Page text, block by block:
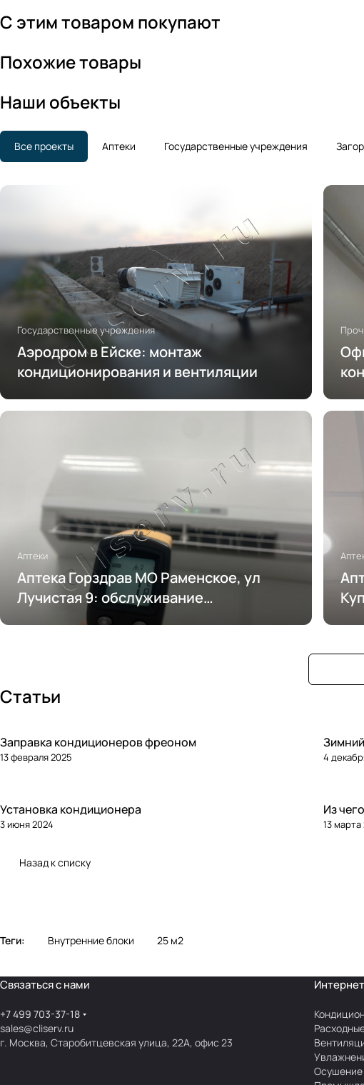
С этим товаром покупают
Похожие товары
Наши объекты
Все проекты Аптеки Государственные учреждения
Государственные учреждения
Аэродром в Ейске: монтаж
кондиционирования и вентиляции
Аптеки
Аптека Горздрав МО Раменское, ул
Лучистая 9: обслуживание
кондиционирования
Статьи
Заправка кондиционеров фреоном
13 февраля 2025 4
Установка кондиционера
3 июня 2024
Из
13 марта
Назад к списку
Теги: Внутренние блоки 25 м2
Связаться с нами
+7 499 703-37-18
sales@cliserv.ru
г. Москва, Старобитцевская улица, 22А, офис 23
Осушение